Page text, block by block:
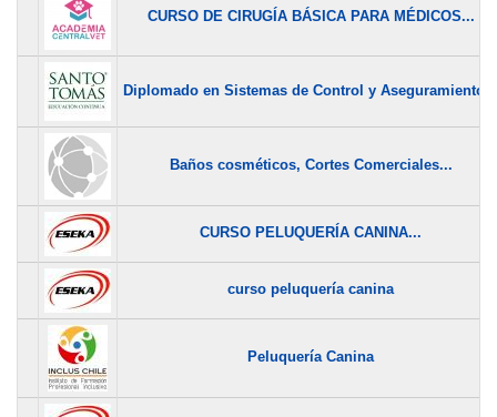
CURSO DE CIRUGÍA BÁSICA PARA MÉDICOS...
Diplomado en Sistemas de Control y Aseguramiento...
Baños cosméticos, Cortes Comerciales...
CURSO PELUQUERÍA CANINA...
curso peluquería canina
Peluquería Canina